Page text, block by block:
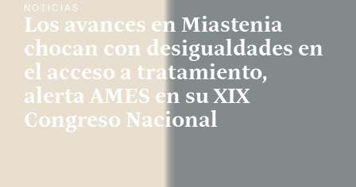
NOTICIAS
Los avances en Miastenia
chocan con desigualdades en
el acceso a tratamiento,
alerta AMES en su XIX
Congreso Nacional